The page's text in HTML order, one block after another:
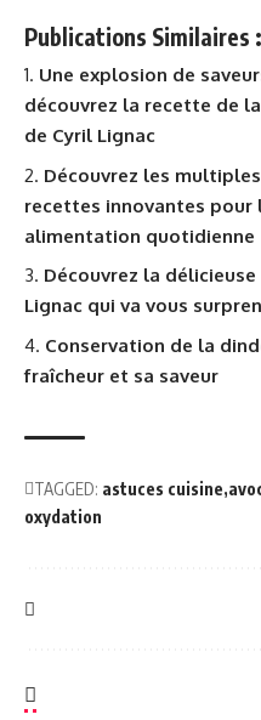
Publications Similaires :
Une explosion de
découvrez la recette de
de Cyril Lignac
Découvrez les
recettes innovantes pour
alimentation quotidienne
Découvrez la
Lignac qui va vous
Conservation de la
fraîcheur et sa saveur
TAGGED: astuces cuisine
oxydation